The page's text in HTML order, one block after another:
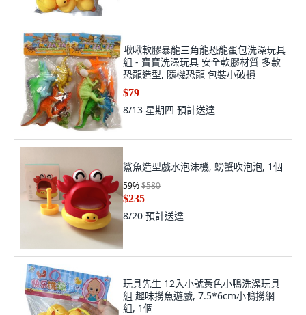
啾啾軟膠暴龍三角龍恐龍蛋包洗澡玩具
組 - 寶寶洗澡玩具 安全軟膠材質 多款
恐龍造型, 隨機恐龍 包裝小破損
$79
8/13 星期四 預計送達
鯊魚造型戲水泡沫機, 螃蟹吹泡泡, 1個
59%$580
$235
8/20 預計送達
玩具先生 12入小號黃色小鴨洗澡玩具
組 趣味撈魚遊戲, 7.5*6cm小鴨撈網
組, 1個